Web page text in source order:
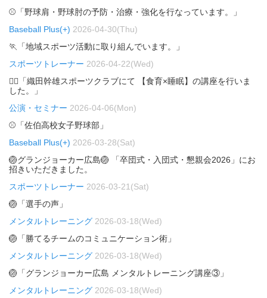
⚾「野球肩・野球肘の予防・治療・強化を行なっています。」
Baseball Plus(+) 2026-04-30(Thu)
🏃「地域スポーツ活動に取り組んでいます。」
スポーツトレーナー 2026-04-22(Wed)
🏃‍♂️「織田幹雄スポーツクラブにて 【食育×睡眠】の講座を行いま
した。」
公演・セミナー 2026-04-06(Mon)
⚾「佐伯高校女子野球部」
Baseball Plus(+) 2026-03-28(Sat)
🏐グランジョーカー広島🏐 「卒団式・入団式・懇親会2026」にお
招きいただきました。
スポーツトレーナー 2026-03-21(Sat)
🏐「選手の声」
メンタルトレーニング 2026-03-18(Wed)
🏐「勝てるチームのコミュニケーション術」
メンタルトレーニング 2026-03-18(Wed)
🏐「グランジョーカー広島 メンタルトレーニング講座③」
メンタルトレーニング 2026-03-18(Wed)